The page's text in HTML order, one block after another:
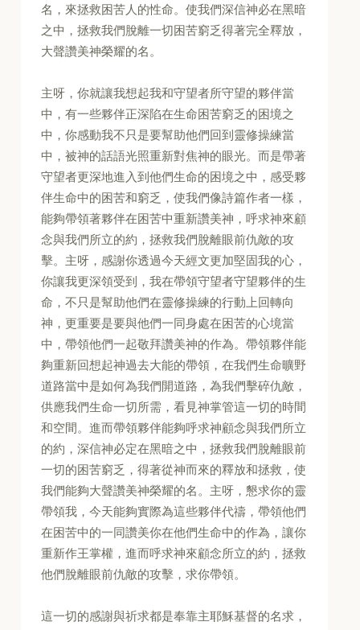
名，來拯救困苦人的性命。使我們深信神必在黑暗
之中，拯救我們脫離一切困苦窮乏得著完全釋放，
大聲讚美神榮耀的名。
主呀，你就讓我想起我和守望者所守望的夥伴當
中，有一些夥伴正深陷在生命困苦窮乏的困境之
中，你感動我不只是要幫助他們回到靈修操練當
中，被神的話語光照重新對焦神的眼光。而是帶著
守望者更深地進入到他們生命的困境之中，感受夥
伴生命中的困苦和窮乏，使我們像詩篇作者一樣，
能夠帶領著夥伴在困苦中重新讚美神，呼求神來顧
念與我們所立的約，拯救我們脫離眼前仇敵的攻
擊。主呀，感謝你透過今天經文更加堅固我的心，
你讓我更深領受到，我在帶領守望者守望夥伴的生
命，不只是幫助他們在靈修操練的行動上回轉向
神，更重要是要與他們一同身處在困苦的心境當
中，帶領他們一起敬拜讚美神的作為。帶領夥伴能
夠重新回想起神過去大能的帶領，在我們生命曠野
道路當中是如何為我們開道路，為我們擊碎仇敵，
供應我們生命一切所需，看見神掌管這一切的時間
和空間。進而帶領夥伴能夠呼求神顧念與我們所立
的約，深信神必定在黑暗之中，拯救我們脫離眼前
一切的困苦窮乏，得著從神而來的釋放和拯救，使
我們能夠大聲讚美神榮耀的名。主呀，懇求你的靈
帶領我，今天能夠實際為這些夥伴代禱，帶領他們
在困苦中的一同讚美你在他們生命中的作為，讓你
重新作王掌權，進而呼求神來顧念所立的約，拯救
他們脫離眼前仇敵的攻擊，求你帶領。
這一切的感謝與祈求都是奉靠主耶穌基督的名求，